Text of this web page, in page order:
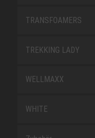
TRANSFOAMERS
TREKKING LADY
WELLMAXX
WHITE